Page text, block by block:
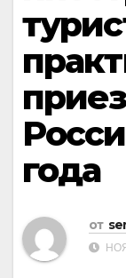
года
от